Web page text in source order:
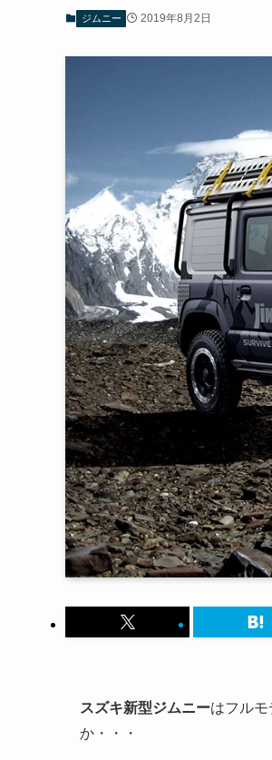
ジムニー 2019年8月2日
スズキ新型ジムニーはフル
か・・・